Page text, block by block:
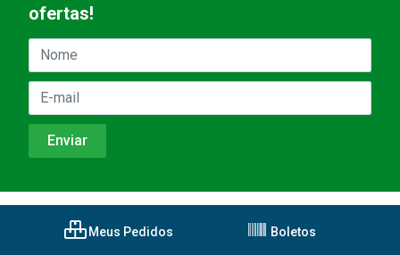
ofertas!
Meus Pedidos Boletos